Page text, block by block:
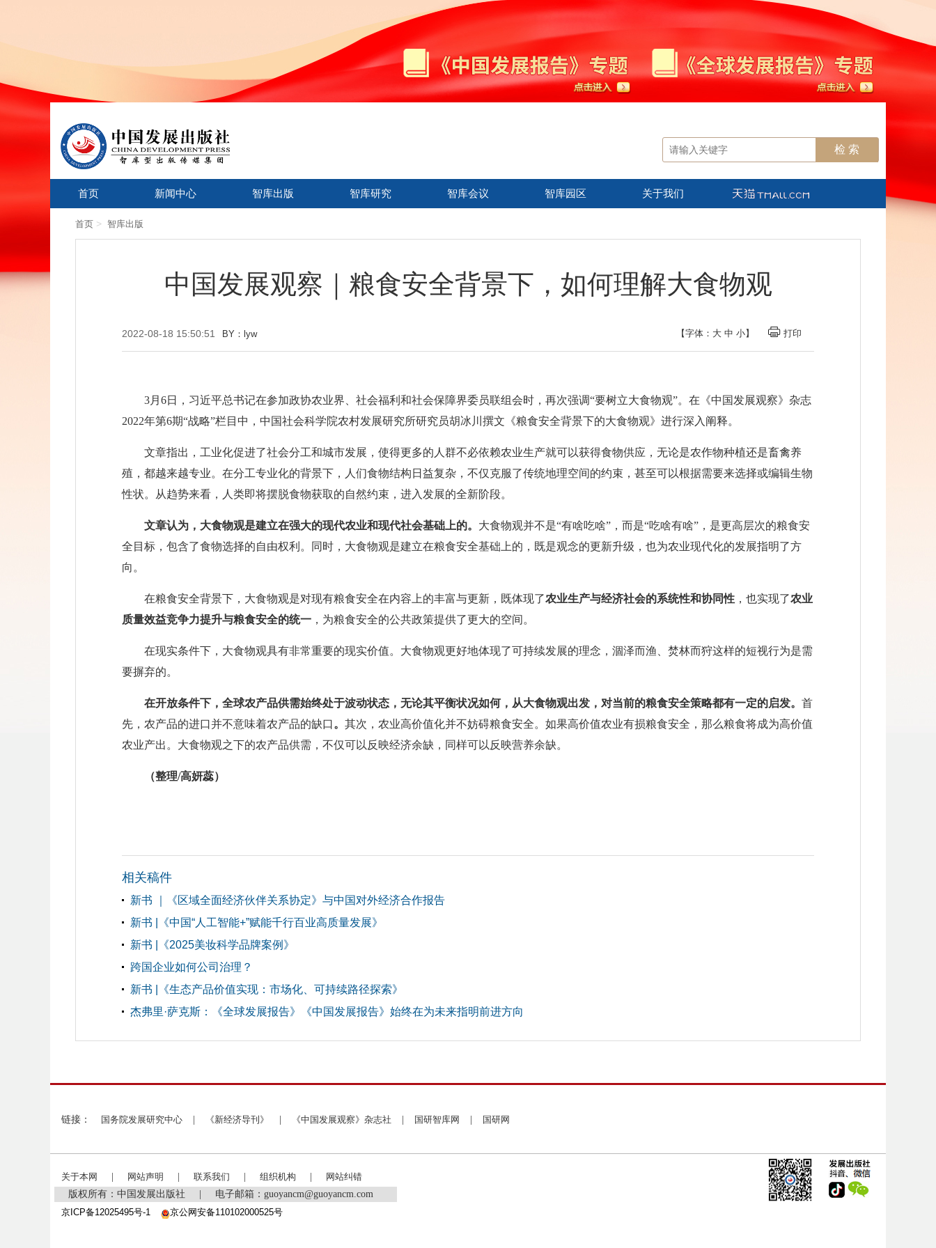
首页 新闻中心 智库出版 智库研究 智库会议 智库园区 关于我们
首页 > 智库出版
中国发展观察｜粮食安全背景下，如何理解大食物观
2022-08-18 15:50:51 BY：lyw 【字体： 大 中 小】 打印
3月6日，习近平总书记在参加政协农业界、社会福利和社会保障界委员联组会时，再次强调“要树立大食物观”。在《中国发展观察》杂志
2022年第6期“战略”栏目中，中国社会科学院农村发展研究所研究员胡冰川撰文《粮食安全背景下的大食物观》进行深入阐释。
文章指出，工业化促进了社会分工和城市发展，使得更多的人群不必依赖农业生产就可以获得食物供应，无论是农作物种植还是畜禽养
殖，都越来越专业。在分工专业化的背景下，人们食物结构日益复杂，不仅克服了传统地理空间的约束，甚至可以根据需要来选择或编辑生物
性状。从趋势来看，人类即将摆脱食物获取的自然约束，进入发展的全新阶段。
文章认为，大食物观是建立在强大的现代农业和现代社会基础上的。 大食物观并不是“有啥吃啥”，而是“吃啥有啥”，是更高层次的粮食安
全目标，包含了食物选择的自由权利。同时，大食物观是建立在粮食安全基础上的，既是观念的更新升级，也为农业现代化的发展指明了方
向。
在粮食安全背景下，大食物观是对现有粮食安全在内容上的丰富与更新，既体现了农业生产与经济社会的系统性和协同性 ，也实现了农业
质量效益竞争力提升与粮食安全的统一 ，为粮食安全的公共政策提供了更大的空间。
在现实条件下，大食物观具有非常重要的现实价值。大食物观更好地体现了可持续发展的理念，涸泽而渔、焚林而狩这样的短视行为是需
要摒弃的。
在开放条件下，全球农产品供需始终处于波动状态，无论其平衡状况如何，从大食物观出发，对当前的粮食安全策略都有一定的启发。 首
先，农产品的进口并不意味着农产品的缺口。 其次，农业高价值化并不妨碍粮食安全。如果高价值农业有损粮食安全，那么粮食将成为高价值
农业产出。大食物观之下的农产品供需，不仅可以反映经济余缺，同样可以反映营养余缺。
（整理/高妍蕊）
相关稿件
新书 ｜《区域全面经济伙伴关系协定》与中国对外经济合作报告
新书 |《中国“人工智能+”赋能千行百业高质量发展》
新书 |《2025美妆科学品牌案例》
跨国企业如何公司治理？
新书 |《生态产品价值实现：市场化、可持续路径探索》
杰弗里·萨克斯：《全球发展报告》《中国发展报告》始终在为未来指明前进方向
链接： 国务院发展研究中心 《新经济导刊》 《中国发展观察》杂志社 国研智库网 国研网
关于本网 网站声明 联系我们 组织机构
网站纠错
版权所有：中国发展出版社
电子邮箱：guoyancm@guoyancm.com
京ICP备12025495号-1
京公网安备110102000525号